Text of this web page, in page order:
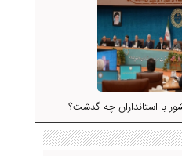
با استانداران چه گذشت؟